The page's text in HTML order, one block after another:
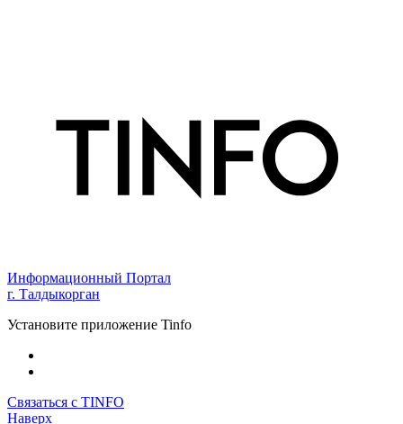
Информационный Портал
г. Талдыкорган
Установите приложение Tinfo
Связаться с TINFO
Наверх